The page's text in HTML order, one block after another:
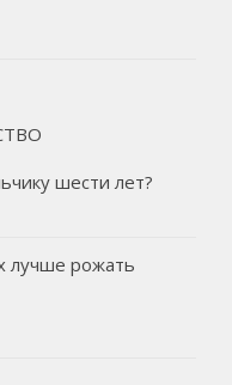
шести лет?
лучше рожать